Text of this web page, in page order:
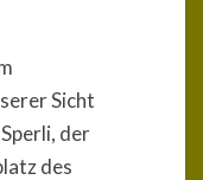
Sicht
der
des